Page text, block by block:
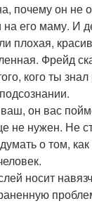
почему он не
его маму. И
плохая,
Фрейд
кого ты
он вас
не нужен. Не
о том,
носит